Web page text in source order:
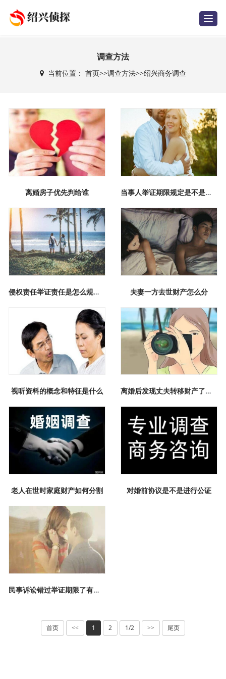
T
o
i
o
n
调查方法
当前位置： 首页>>调查方法>>绍兴商务调查
离婚房子优先判给谁 当事人举证期限规定是不是适用于申请人民法院调查取证
侵权责任举证责任是怎么规定的 夫妻一方去世财产怎么分
视听资料的概念和特征是什么 离婚后发现丈夫转移财产了，怎么处理
老人在世时家庭财产如何分割 对婚前协议是不是进行公证
民事诉讼错过举证期限了有什么后果？
首页 << 1 2 1/2 >> 尾页